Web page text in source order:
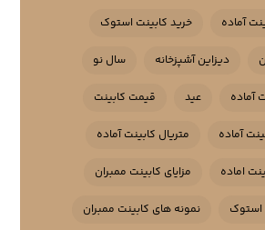
آماده خرید کابینت استوک
دیزاین آشپزخانه سال نو
آماده عید قیمت کابینت
آماده متریال کابینت آماده
اماده مزایای کابینت ممبران
استوک نمونه های کابینت ممبران